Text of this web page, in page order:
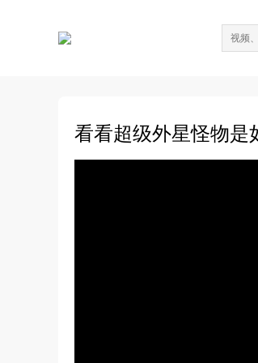
看看超级外星怪物是